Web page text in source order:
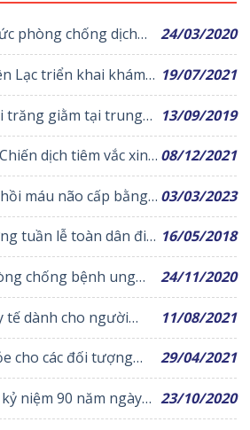
phòng chống dịch
nhân viên y tế thôn
24/03/2020
Lạc triển khai khám
và hỗ trợ một phần
hợp xét nghiệm
19/07/2021
trăng giằm tại trung
13/09/2019
dịch tiêm vắc xin
12-17 tuổi
08/12/2021
máu não cấp bằng
đường tĩnh mạch
03/03/2023
tuần lễ toàn dân đi
16/05/2018
chống bệnh ung
24/11/2020
tế dành cho người
phòng chống bệnh
cấp do Covid-19
11/08/2021
cho các đối tượng
Kiên
29/04/2021
niệm 90 năm ngày
phụ nữ việt nam
23/10/2020